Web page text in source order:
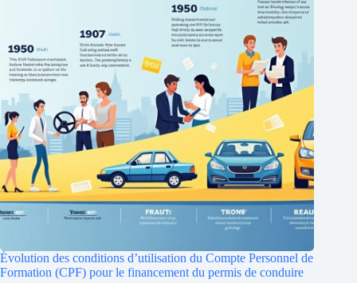
Évolution des conditions d’utilisation du Compte Personnel de
Formation (CPF) pour le financement du permis de conduire